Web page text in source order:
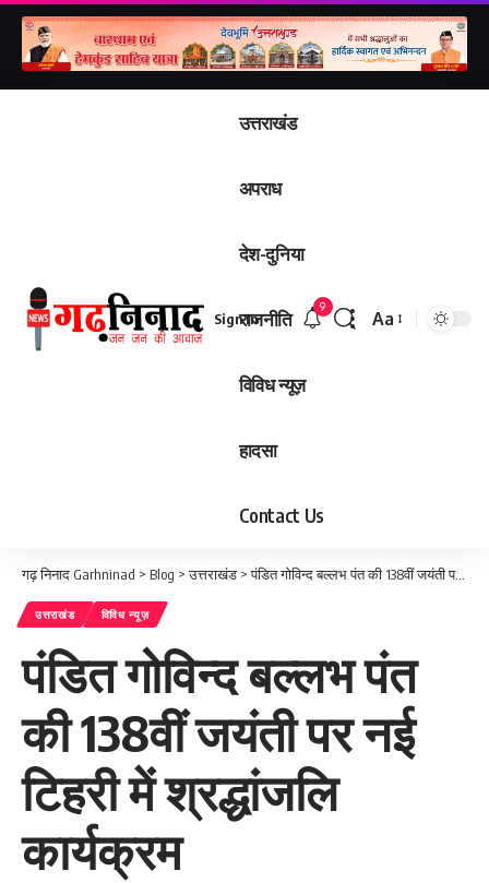
उत्तराखंड
अपराध
देश-दुनिया
राजनीति
विविध न्यूज़
हादसा
Contact Us
Sign In
9
Font
Aa
गढ़ निनाद Garhninad > Blog >उत्तराखंड >पंडित गोविन्द बल्लभ पंत की 138वीं जयंती पर नई टिहरी में श्रद्धांजलि कार्यक्रम
उत्तराखंड विविध न्यूज़
पंडित गोविन्द बल्लभ पंत
की 138वीं जयंती पर नई
टिहरी में श्रद्धांजलि
कार्यक्रम